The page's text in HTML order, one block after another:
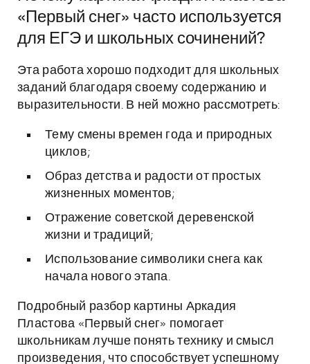
«Первый снег» часто используется
для ЕГЭ и школьных сочинений?
Эта работа хорошо подходит для школьных
заданий благодаря своему содержанию и
выразительности. В ней можно рассмотреть:
Тему смены времен года и природных
циклов;
Образ детства и радости от простых
жизненных моментов;
Отражение советской деревенской
жизни и традиций;
Использование символики снега как
начала нового этапа.
Подробный разбор картины Аркадия
Пластова «Первый снег» помогает
школьникам лучше понять технику и смысл
произведения, что способствует успешному